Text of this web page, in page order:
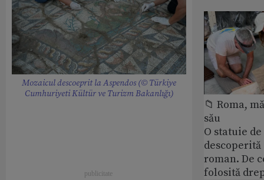
Mozaicul descoeprit la Aspendos (© Türkiye
Cumhuriyeti Kültür ve Turizm Bakanlığı)
📁 Roma,
său
O statuie
roman. De
folosită